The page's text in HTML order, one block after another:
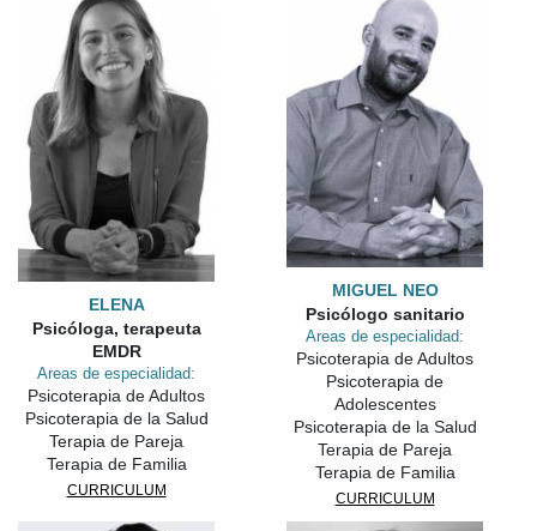
ELENA
Psicóloga, terapeuta
EMDR
Areas de especialidad:
Psicoterapia de Adultos
Psicoterapia de la Salud
Terapia de Pareja
Terapia de Familia
CURRICULUM
MIGUEL NEO
Psicólogo sanitario
Areas de especialidad:
Psicoterapia de Adultos
Psicoterapia de
Adolescentes
Psicoterapia de la Salud
Terapia de Pareja
Terapia de Familia
CURRICULUM